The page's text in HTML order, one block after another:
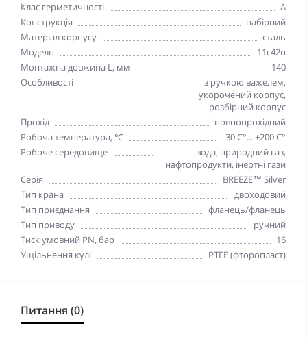
Клас герметичності
А
Конструкція
набірний
Матеріал корпусу
сталь
Модель
11c42п
Монтажна довжина L, мм
140
Особливості
з ручкою важелем,
укорочений корпус,
розбірний корпус
Прохід
повнопрохідний
Робоча температура, ℃
-30 С°... +200 С°
Робоче середовище
вода, природний газ,
нафтопродукти, інертні гази
Серія
BREEZE™ Silver
Тип крана
двоходовий
Тип приєднання
фланець/фланець
Тип приводу
ручний
Тиск умовний PN, бар
16
Ущільнення кулі
PTFE (фторопласт)
Питання (0)